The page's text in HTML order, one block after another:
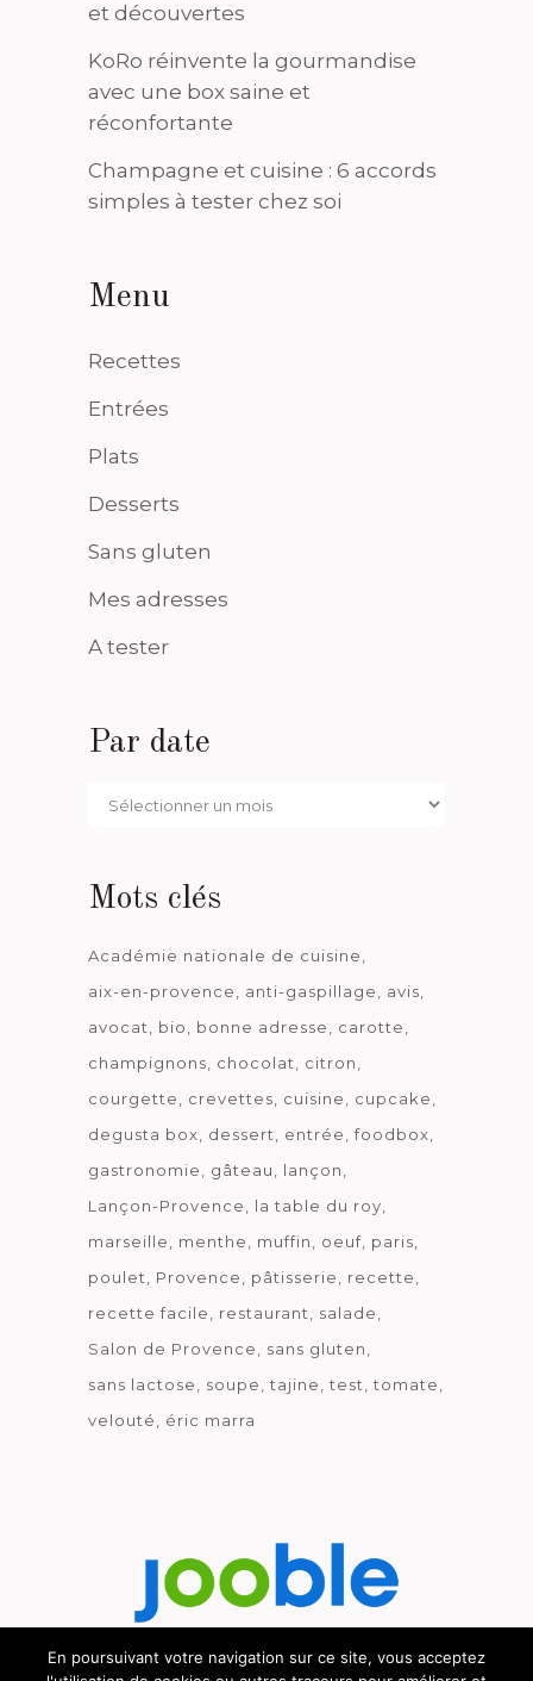
et découvertes
KoRo réinvente la gourmandise
avec une box saine et
réconfortante
Champagne et cuisine : 6 accords
simples à tester chez soi
Menu
Recettes
Entrées
Plats
Desserts
Sans gluten
Mes adresses
A tester
Par date
Par
Mots clés
Académie nationale de cuisine
aix-en-provence
anti-gaspillage
avis
avocat
bio bonne adresse
carotte
champignons
chocolat
citron
courgette
crevettes cuisine
cupcake
degusta box
dessert entrée
foodbox
gastronomie
gâteau
lançon
Lançon-Provence
la table du roy
marseille
menthe muffin oeuf paris
poulet
Provence pâtisserie
recette
recette facile
restaurant
salade
Salon de Provence
sans gluten
sans lactose
soupe tajine test
tomate
velouté
éric marra
En poursuivant votre navigation sur ce site, vous acceptez